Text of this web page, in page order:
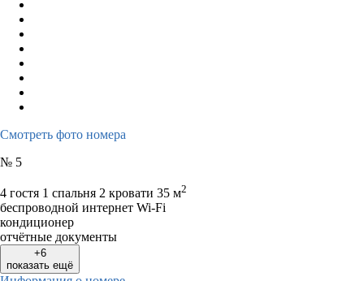
Смотреть фото номера
№ 5
4 гостя 1 спальня 2 кровати 35 м2
беспроводной интернет Wi-Fi
кондиционер
отчётные документы
+6
показать ещё